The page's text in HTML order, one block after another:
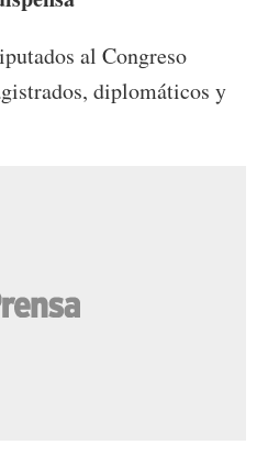
al Congreso
diplomáticos y